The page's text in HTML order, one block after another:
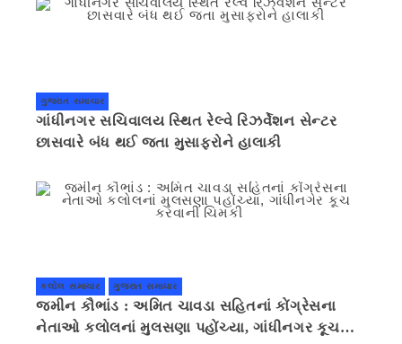
ગુજરાત સમાચાર
ગાંધીનગર સચિવાલય સ્થિત રેલ્વે રિઝર્વેશન સેન્ટર
છાસવારે બંધ થઈ જતા મુસાફરોને હાલાકી
કલોલ સમાચાર ગુજરાત સમાચાર
જમીન કૌભાંડ : અમિત ચાવડા સહિતનાં કોંગ્રેસના
નેતાઓ કલોલનાં મુલસણા પહોંચ્યા, ગાંધીનગર કૂચ